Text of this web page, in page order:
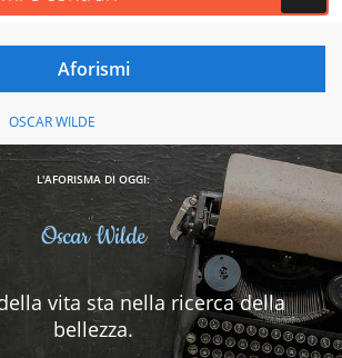
OSCAR WILDE
L'AFORISMA DI OGGI:
Oscar Wilde
vita sta nella ricerca della
bellezza.